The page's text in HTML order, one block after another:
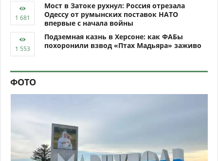
Мост в Затоке рухнул: Россия отрезала
Одессу от румынских поставок НАТО
впервые с начала войны
Подземная казнь в Херсоне: как ФАБы
похоронили взвод «Птах Мадьяра» заживо
ФОТО